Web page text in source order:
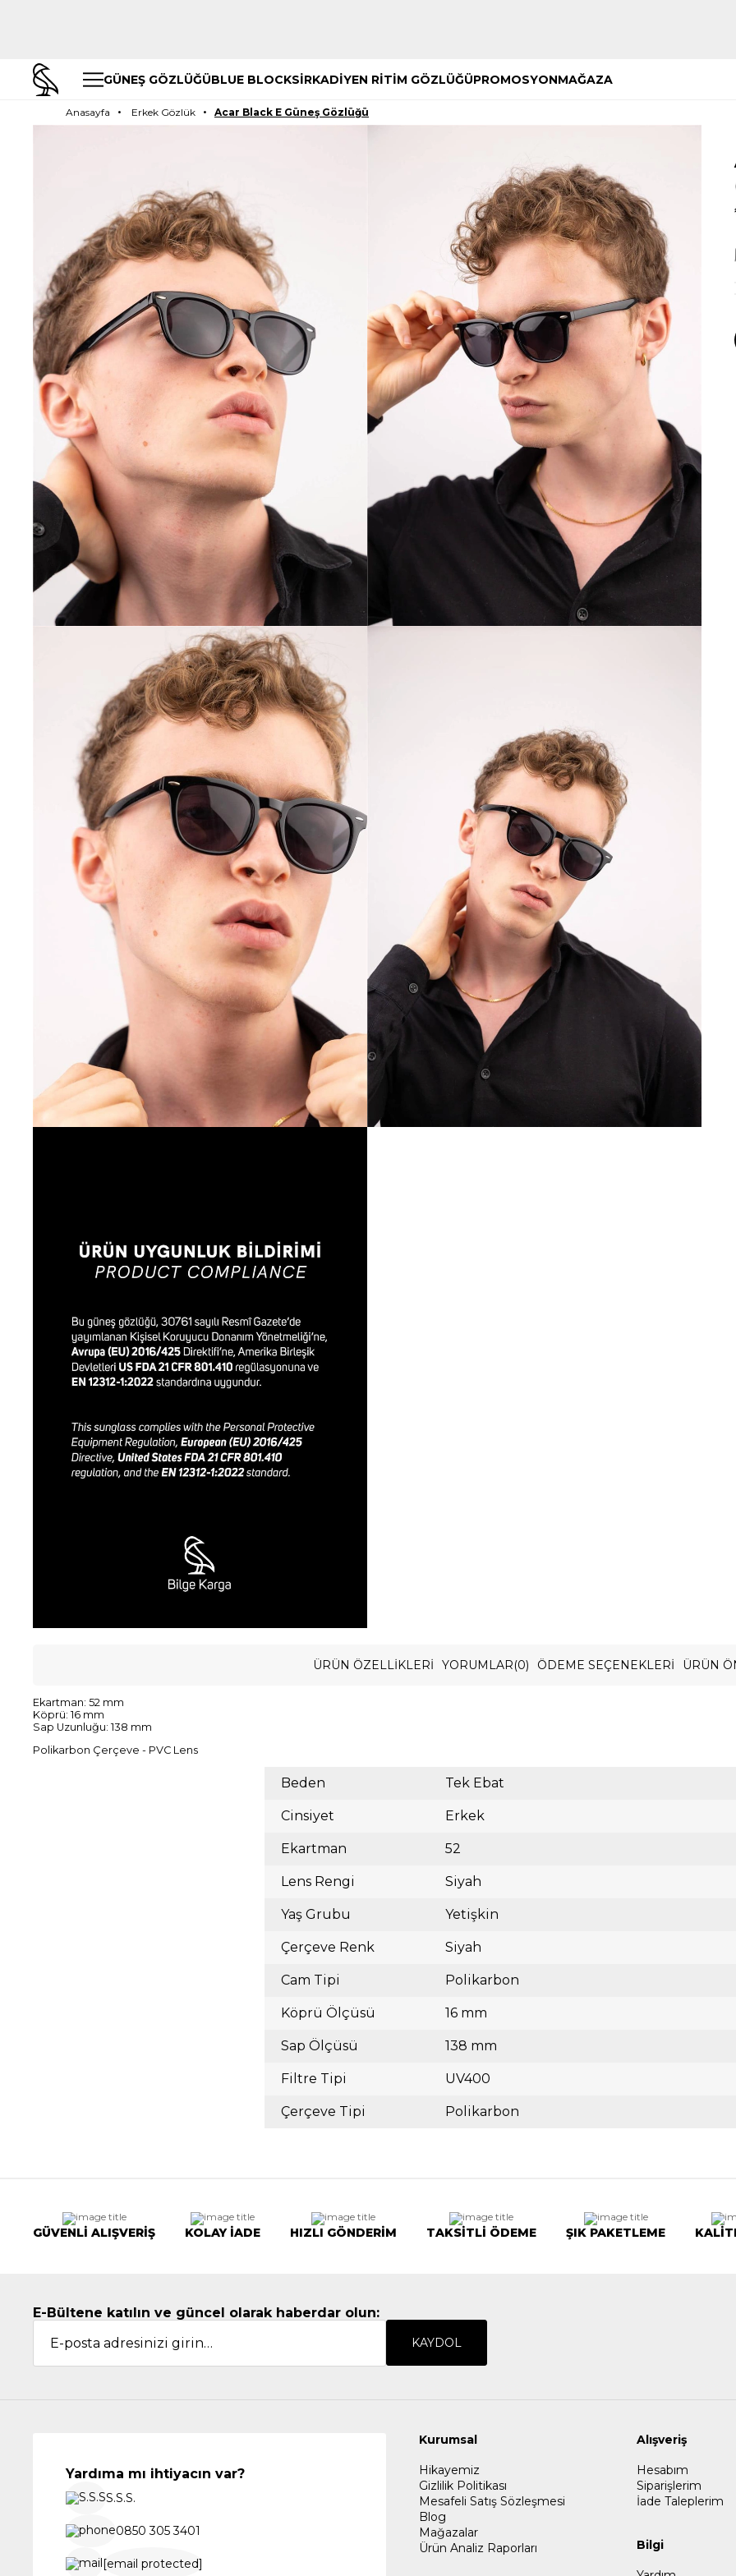
GÜNEŞ GÖZLÜĞÜBLUE BLOCKSİRKADİYEN RİTİM GÖZLÜĞÜPROMOSYONMAĞAZA
Anasayfa Erkek Gözlük Acar Black E Güneş Gözlüğü
ÜRÜN ÖZELLIKLERI YORUMLAR(0) ÖDEME SEÇENEKLERI ÜRÜN
Ekartman: 52 mm
Köprü: 16 mm
Sap Uzunluğu: 138 mm
Polikarbon Çerçeve - PVC Lens
Beden Tek Ebat
Cinsiyet Erkek
Ekartman 52
Lens Rengi Siyah
Yaş Grubu Yetişkin
Çerçeve Renk Siyah
Cam Tipi Polikarbon
Köprü Ölçüsü 16 mm
Sap Ölçüsü 138 mm
Filtre Tipi UV400
Çerçeve Tipi Polikarbon
GÜVENLİ ALIŞVERİŞ KOLAY İADE HIZLI GÖNDERİM TAKSİTLİ ÖDEME ŞIK PAKETLEME
E-Bültene katılın ve güncel olarak haberdar olun:
KAYDOL
Yardıma mı ihtiyacın var?
S.S.S.
0850 305 3401
[email protected]
Kurumsal
Hikayemiz
Gizlilik Politikası
Mesafeli Satış Sözleşmesi
Blog
Mağazalar
Ürün Analiz Raporları
Alışveriş
Hesabım
Siparişlerim
İade Taleplerim
Bilgi